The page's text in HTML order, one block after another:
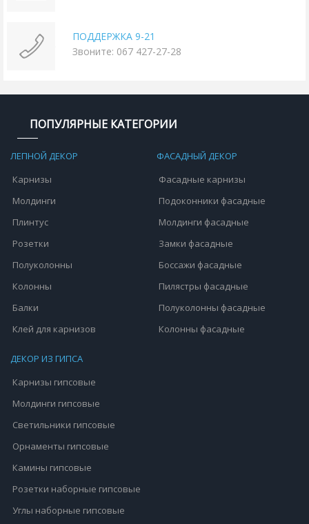
ПОДДЕРЖКА 9-21
Звоните: 067 427-27-28
ПОПУЛЯРНЫЕ КАТЕГОРИИ
ЛЕПНОЙ ДЕКОР
Карнизы
Молдинги
Плинтус
Розетки
Полуколонны
Колонны
Балки
Клей для карнизов
ФАСАДНЫЙ ДЕКОР
Фасадные карнизы
Подоконники фасадные
Молдинги фасадные
Замки фасадные
Боссажи фасадные
Пилястры фасадные
Полуколонны фасадные
Колонны фасадные
ДЕКОР ИЗ ГИПСА
Карнизы гипсовые
Молдинги гипсовые
Светильники гипсовые
Орнаменты гипсовые
Камины гипсовые
Розетки наборные гипсовые
Углы наборные гипсовые